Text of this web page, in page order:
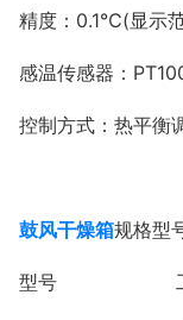
精度：0.1℃(显示
感温传感器：
控制方式：热平衡
鼓风干燥箱规格型
型号 工作室